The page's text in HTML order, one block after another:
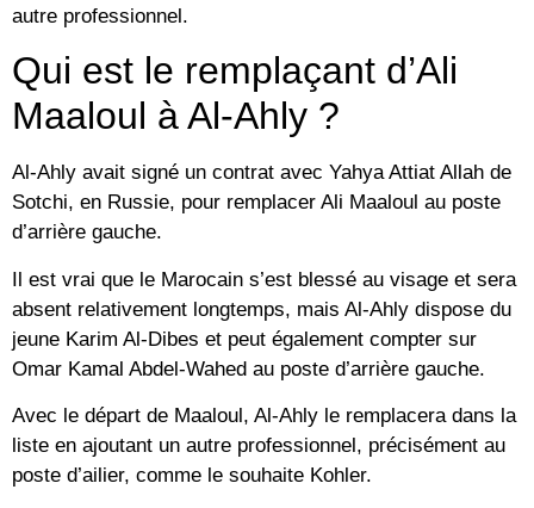
autre professionnel.
Qui est le remplaçant d’Ali
Maaloul à Al-Ahly ?
Al-Ahly avait signé un contrat avec Yahya Attiat Allah de
Sotchi, en Russie, pour remplacer Ali Maaloul au poste
d’arrière gauche.
Il est vrai que le Marocain s’est blessé au visage et sera
absent relativement longtemps, mais Al-Ahly dispose du
jeune Karim Al-Dibes et peut également compter sur
Omar Kamal Abdel-Wahed au poste d’arrière gauche.
Avec le départ de Maaloul, Al-Ahly le remplacera dans la
liste en ajoutant un autre professionnel, précisément au
poste d’ailier, comme le souhaite Kohler.